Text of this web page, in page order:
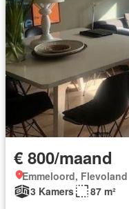
€ 800/maand
Emmeloord, Flevoland
3 Kamers
87 m²